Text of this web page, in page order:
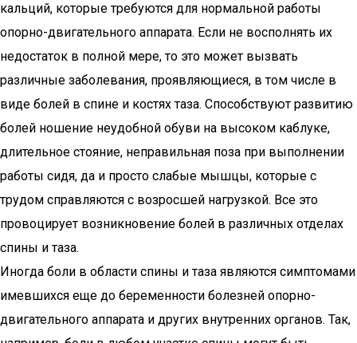
кальций, которые требуются для нормальной работы
опорно-двигательного аппарата. Если не восполнять их
недостаток в полной мере, то это может вызвать
различные заболевания, проявляющиеся, в том числе в
виде болей в спине и костях таза. Способствуют развитию
болей ношение неудобной обуви на высоком каблуке,
длительное стояние, неправильная поза при выполнении
работы сидя, да и просто слабые мышцы, которые с
трудом справляются с возросшей нагрузкой. Все это
провоцирует возникновение болей в различных отделах
спины и таза.
Иногда боли в области спины и таза являются симптомами
имевшихся еще до беременности болезней опорно-
двигательного аппарата и других внутренних органов. Так,